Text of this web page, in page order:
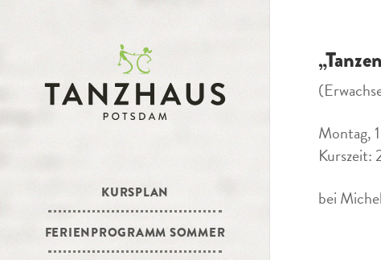
KURSPLAN
FERIENPROGRAMM SOMMER
Montag,
bei